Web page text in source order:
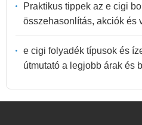
Praktikus tippek az e cigi
összehasonlítás, akciók és
e cigi folyadék típusok és
útmutató a legjobb árak és